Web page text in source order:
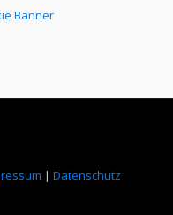
| Datenschutz
Banner